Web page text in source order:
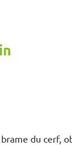
du cerf,